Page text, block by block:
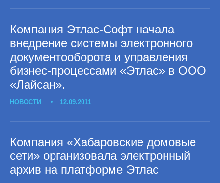
Компания Этлас-Софт начала
внедрение системы электронного
документооборота и управления
бизнес-процессами «Этлас» в ООО
«Лайсан».
НОВОСТИ 12.09.2011
Компания «Хабаровские домовые
сети» организовала электронный
архив на платформе Этлас